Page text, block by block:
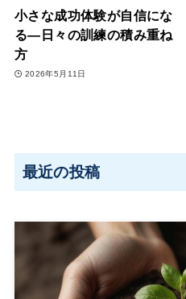
小さな成功体験が自信にな
る―日々の訓練の積み重ね
方
2026年5月11日
最近の投稿